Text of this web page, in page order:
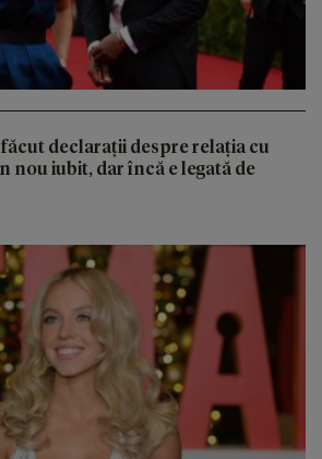
declarații despre relația cu
nou iubit, dar încă e legată de